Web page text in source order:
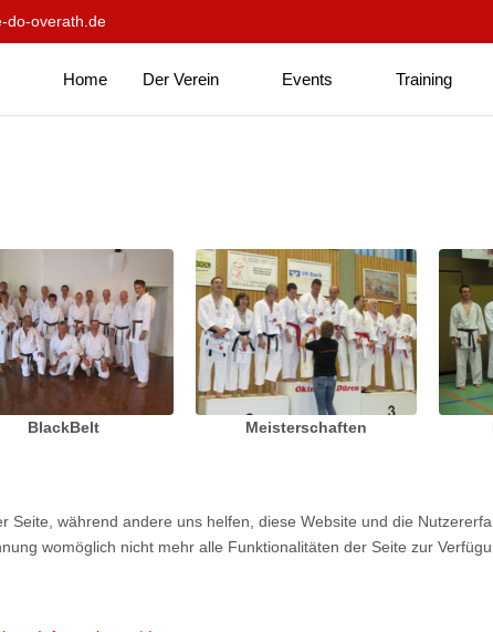
do-overath.de
Home Der Verein Events Training
BlackBelt Meisterschaften
während andere uns helfen, diese Website und die
womöglich nicht mehr alle Funktionalitäten der Seite zur